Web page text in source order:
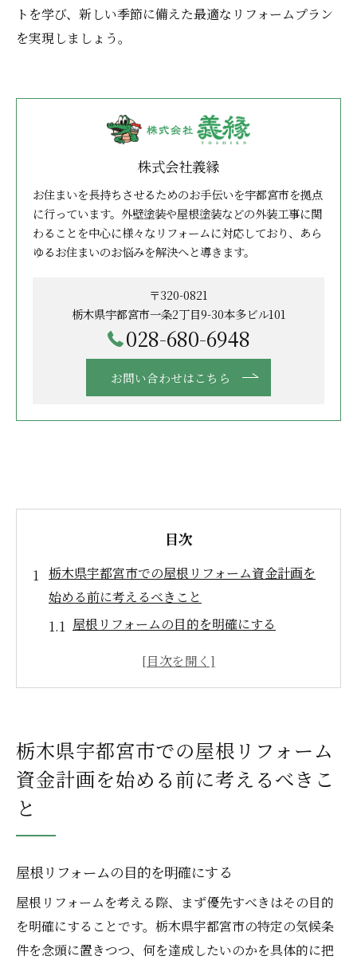
トを学び、新しい季節に備えた最適なリフォームプラン
を実現しましょう。
株式会社義縁
お住まいを長持ちさせるためのお手伝いを宇都宮市を拠点
に行っています。外壁塗装や屋根塗装などの外装工事に関
わることを中心に様々なリフォームに対応しており、あら
ゆるお住まいのお悩みを解決へと導きます。
〒320-0821
栃木県宇都宮市一条2丁目9-30本多ビル101
028-680-6948
お問い合わせはこちら
目次
栃木県宇都宮市での屋根リフォーム資金計画を
始める前に考えるべきこと
屋根リフォームの目的を明確にする
宇都宮市特有の気候条件を理解する
家族の意見を取り入れる
屋根リフォームの資金計画成功の鍵を握る予算
予算オーバーを防ぐための計画
資金調達の選択肢と活用法
優先順位をつけた予算配分
予算内での材料選びのコツ
栃木県宇都宮市での屋根リフォーム
資金計画を始める前に考えるべきこ
と
屋根リフォームの目的を明確にする
屋根リフォームを考える際、まず優先すべきはその目的
を明確にすることです。栃木県宇都宮市の特定の気候条
件を念頭に置きつつ、何を達成したいのかを具体的に把